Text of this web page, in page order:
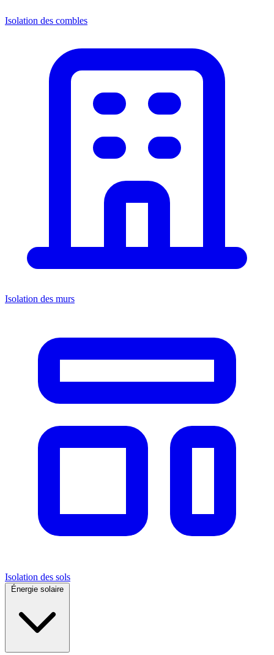
Isolation des combles
Isolation des murs
Isolation des sols